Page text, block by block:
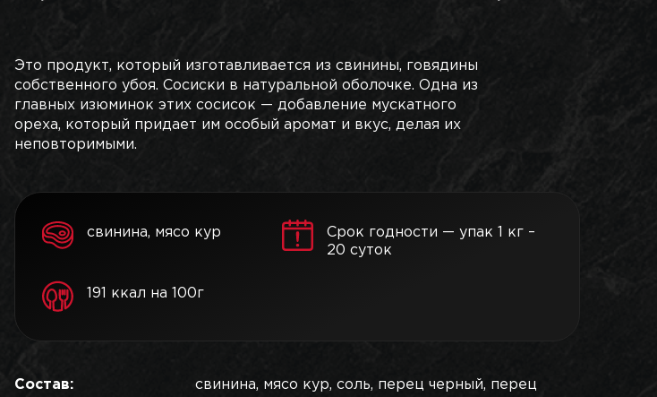
Это продукт, который изготавливается из свинины, говядины
собственного убоя. Сосиски в натуральной оболочке. Одна из
главных изюминок этих сосисок — добавление мускатного
ореха, который придает им особый аромат и вкус, делая их
неповторимыми.
свинина, мясо кур
Срок годности — упак 1 кг –
20 суток
191 ккал на 100г
Состав:
свинина, мясо кур, соль, перец черный, перец